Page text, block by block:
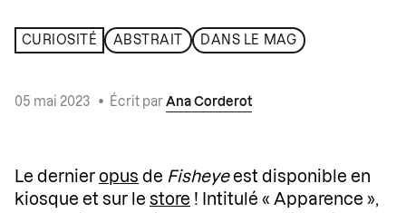
CURIOSITÉ ABSTRAIT DANS LE MAG
05 mai 2023 • Écrit par Ana Corderot
Le dernier opus de Fisheyeest disponible en
kiosque et sur le store ! Intitulé « Apparence »,